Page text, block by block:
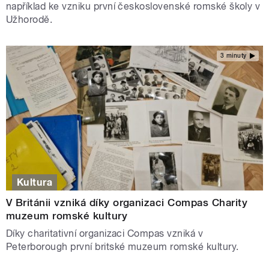
například ke vzniku první československé romské školy v
Užhorodě.
3 minuty
Kultura
V Británii vzniká díky organizaci Compas Charity
muzeum romské kultury
Díky charitativní organizaci Compas vzniká v
Peterborough první britské muzeum romské kultury.